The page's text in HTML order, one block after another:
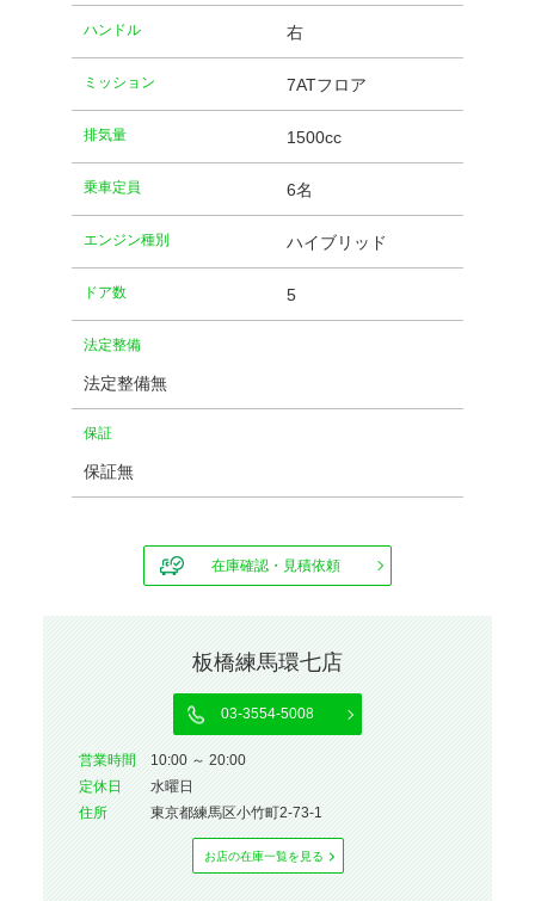
ハンドル 右
ミッション 7ATフロア
排気量 1500cc
乗車定員 6名
エンジン種別 ハイブリッド
ドア数 5
法定整備
法定整備無
保証
保証無
在庫確認・見積依頼
板橋練馬環七店
03-3554-5008
営業時間
10:00 ～ 20:00
定休⽇
水曜日
住所
東京都練馬区小竹町2-73-1
お店の在庫⼀覧を⾒る